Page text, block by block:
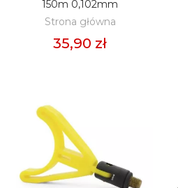
150m 0,102mm
Strona główna
35,90 zł